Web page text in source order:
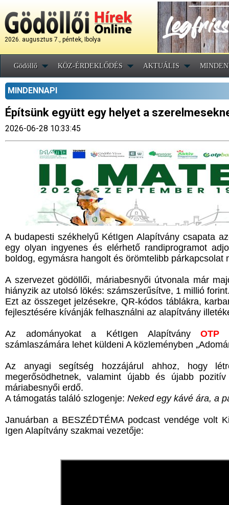
2026. augusztus 7., péntek, Ibolya
Gödöllő KÖZ-ÉRDEKLŐDÉS AKTUÁLIS
MINDENNAPI
Építsünk együtt egy helyet a
2026-06-28 10:33:45
A budapesti székhelyű KétIgen Alapítvány csapata
egy olyan ingyenes és elérhető randiprogramot
boldog, egymásra hangolt és örömtelibb párkapcsolat
A szervezet gödöllői, máriabesnyői útvonala már
hiányzik az utolsó lökés: számszerűsítve, 1 millió
Ezt az összeget jelzésekre, QR-kódos táblákra,
fejlesztésére kívánják felhasználni az alapítvány
Az adományokat a KétIgen AlapítványOTP
számlaszámára lehet küldeni A közleményben
Az anyagi segítség hozzájárul ahhoz, hogy
megerősödhetnek, valamint újabb és újabb
máriabesnyői erdő.
A támogatás találó szlogenje: Neked egy kávé ára, a
Januárban a BESZÉDTÉMA podcast vendége volt
Igen Alapítvány szakmai vezetője: